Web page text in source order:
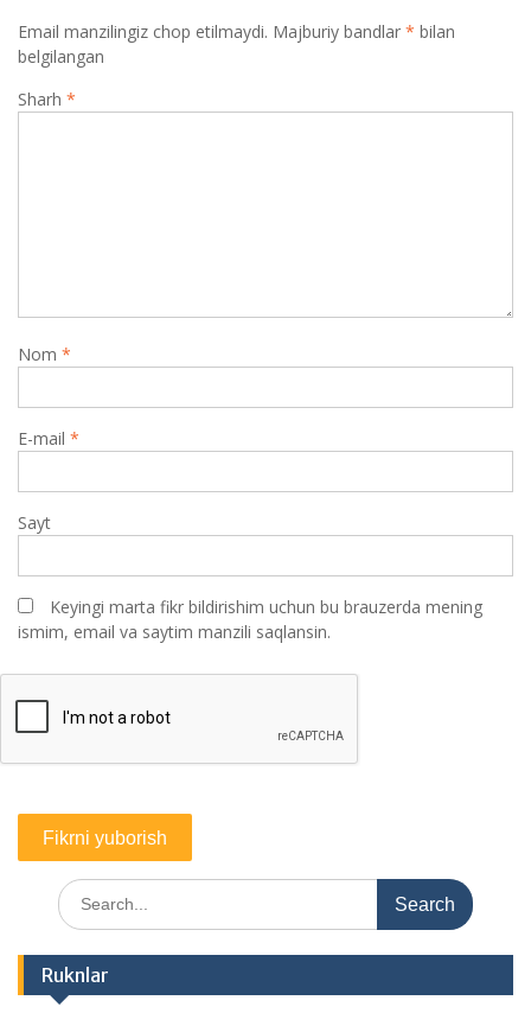
Email manzilingiz chop etilmaydi. Majburiy bandlar * bilan
belgilangan
Sharh *
Nom *
E-mail *
Sayt
Keyingi marta fikr bildirishim uchun bu brauzerda mening
ismim, email va saytim manzili saqlansin.
Search
for:
Ruknlar